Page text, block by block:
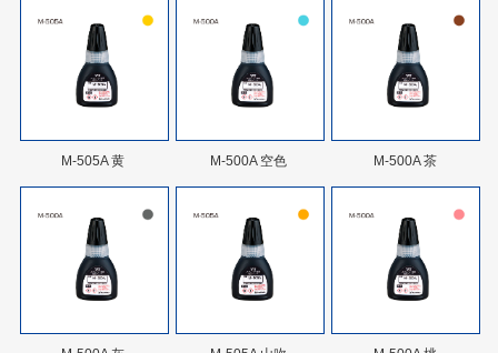
M-505A 黄 M-500A 空色 M-500A 茶